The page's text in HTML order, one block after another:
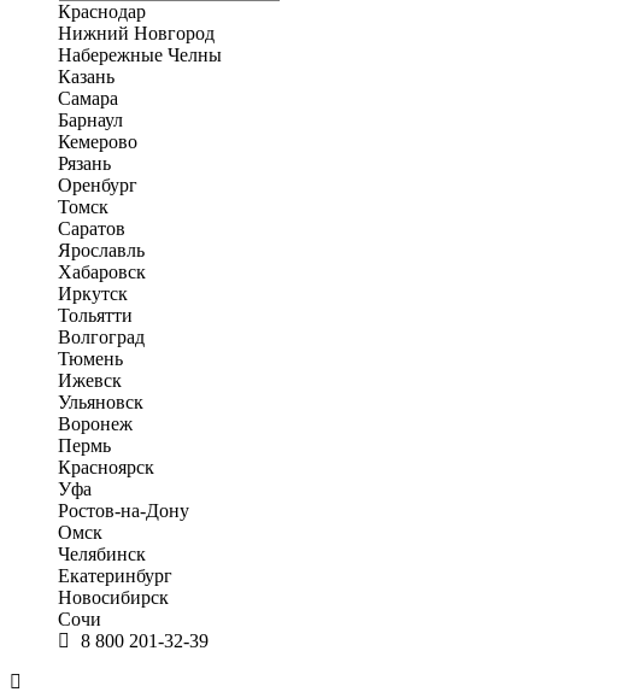
Краснодар
Нижний Новгород
Набережные Челны
Казань
Самара
Барнаул
Кемерово
Рязань
Оренбург
Томск
Саратов
Ярославль
Хабаровск
Иркутск
Тольятти
Волгоград
Тюмень
Ижевск
Ульяновск
Воронеж
Пермь
Красноярск
Уфа
Ростов-на-Дону
Омск
Челябинск
Екатеринбург
Новосибирск
Сочи
8 800 201-32-39